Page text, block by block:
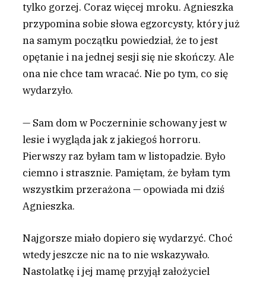
tylko gorzej. Coraz więcej mroku. Agnieszka
przypomina sobie słowa egzorcysty, który już
na samym początku powiedział, że to jest
opętanie i na jednej sesji się nie skończy. Ale
ona nie chce tam wracać. Nie po tym, co się
wydarzyło.
— Sam dom w Poczerninie schowany jest w
lesie i wygląda jak z jakiegoś horroru.
Pierwszy raz byłam tam w listopadzie. Było
ciemno i strasznie. Pamiętam, że byłam tym
wszystkim przerażona — opowiada mi dziś
Agnieszka.
Najgorsze miało dopiero się wydarzyć. Choć
wtedy jeszcze nic na to nie wskazywało.
Nastolatkę i jej mamę przyjął założyciel